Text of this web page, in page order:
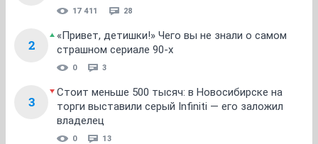
17 411 28
2
«Привет, детишки!» Чего вы не знали о самом
страшном сериале 90-х
0 3
3
Стоит меньше 500 тысяч: в Новосибирске на
торги выставили серый Infiniti — его заложил
владелец
0 13